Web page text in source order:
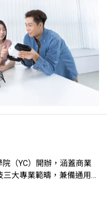
（YC）開辦，涵蓋商業
大專業範疇，兼備通用技